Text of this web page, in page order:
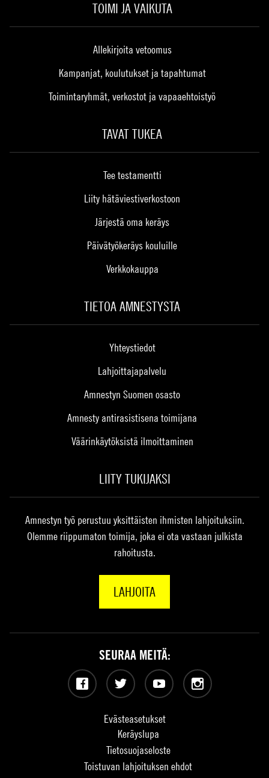
TOIMI JA VAIKUTA
Allekirjoita vetoomus
Kampanjat, koulutukset ja tapahtumat
Toimintaryhmät, verkostot ja vapaaehtoistyö
TAVAT TUKEA
Tee testamentti
Liity hätäviestiverkostoon
Järjestä oma keräys
Päivätyökeräys kouluille
Verkkokauppa
TIETOA AMNESTYSTA
Yhteystiedot
Lahjoittajapalvelu
Amnestyn Suomen osasto
Amnesty antirasistisena toimijana
Väärinkäytöksistä ilmoittaminen
LIITY TUKIJAKSI
Amnestyn työ perustuu yksittäisten ihmisten lahjoituksiin.
Olemme riippumaton toimija, joka ei ota vastaan julkista
rahoitusta.
LAHJOITA
Evästeasetukset
Keräyslupa
Tietosuojaseloste
Toistuvan lahjoituksen ehdot
SEURAA MEITÄ:
Facebook Twitter YouTubeInstagram